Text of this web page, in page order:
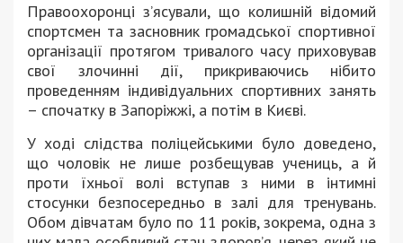
Правоохоронці з’ясували, що колишній відомий
спортсмен та засновник громадської спортивної
організації протягом тривалого часу приховував
свої злочинні дії, прикриваючись нібито
проведенням індивідуальних спортивних занять
– спочатку в Запоріжжі, а потім в Києві.
У ході слідства поліцейськими було доведено,
що чоловік не лише розбещував учениць, а й
проти їхньої волі вступав з ними в інтимні
стосунки безпосередньо в залі для тренувань.
Обом дівчатам було по 11 років, зокрема, одна з